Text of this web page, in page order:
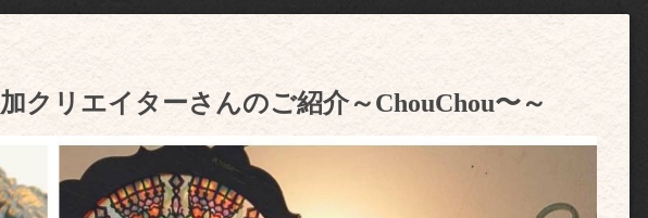
クリエイターさんのご紹介～ChouChou〜～